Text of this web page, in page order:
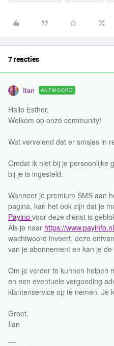
7 reacties
Ilan ANTWOORD
Hallo Esther,
Welkom op onze community!
Wat vervelend dat er smsjes in
Omdat ik niet bij je persoonlijke
bij je is ingesteld.
Wanneer je premium SMS aan
pagina, kan het ook zijn dat je
Payino voor deze dienst is
Als je naar https://
wachtwoord invoert, deze
van je abonnement en kan je
Om je verder te kunnen helpen
en een eventuele vergoeding
klantenservice op te nemen. Je
Groet,
Ilan